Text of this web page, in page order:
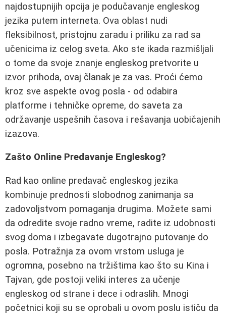
najdostupnijih opcija je podučavanje engleskog
jezika putem interneta. Ova oblast nudi
fleksibilnost, pristojnu zaradu i priliku za rad sa
učenicima iz celog sveta. Ako ste ikada razmišljali
o tome da svoje znanje engleskog pretvorite u
izvor prihoda, ovaj članak je za vas. Proći ćemo
kroz sve aspekte ovog posla - od odabira
platforme i tehničke opreme, do saveta za
održavanje uspešnih časova i rešavanja uobičajenih
izazova.
Zašto Online Predavanje Engleskog?
Rad kao online predavač engleskog jezika
kombinuje prednosti slobodnog zanimanja sa
zadovoljstvom pomaganja drugima. Možete sami
da odredite svoje radno vreme, radite iz udobnosti
svog doma i izbegavate dugotrajno putovanje do
posla. Potražnja za ovom vrstom usluga je
ogromna, posebno na tržištima kao što su Kina i
Tajvan, gde postoji veliki interes za učenje
engleskog od strane i dece i odraslih. Mnogi
početnici koji su se oprobali u ovom poslu ističu da